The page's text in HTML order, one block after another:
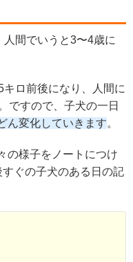
間でいうと3〜4歳に
ロ前後になり、人間に
ですので、子犬の一日
ん変化していきます。
の様子をノートにつけ
ぐの子犬のある日の記